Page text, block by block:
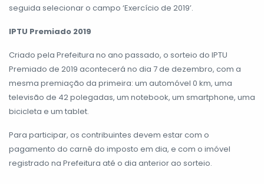
seguida selecionar o campo ‘Exercício de 2019’.
IPTU Premiado 2019
Criado pela Prefeitura no ano passado, o sorteio do IPTU
Premiado de 2019 acontecerá no dia 7 de dezembro, com a
mesma premiação da primeira: um automóvel 0 km, uma
televisão de 42 polegadas, um notebook, um smartphone, uma
bicicleta e um tablet.
Para participar, os contribuintes devem estar com o
pagamento do carnê do imposto em dia, e com o imóvel
registrado na Prefeitura até o dia anterior ao sorteio.